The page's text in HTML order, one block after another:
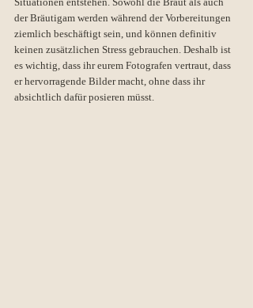
der Bräutigam werden während der Vorbereitungen
ziemlich beschäftigt sein, und können definitiv
keinen zusätzlichen Stress gebrauchen. Deshalb ist
es wichtig, dass ihr eurem Fotografen vertraut, dass
er hervorragende Bilder macht, ohne dass ihr
absichtlich dafür posieren müsst.